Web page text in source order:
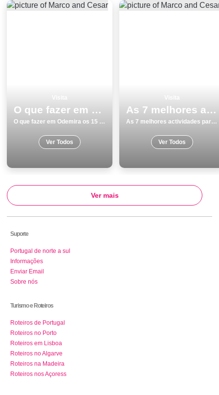
O que fazer em Odemira os 15 melhores lugares para visitar
O que fazer em Odemira os 15 melhores lugares para visitar
Ver Todos
As 7 melhores actividades para fazer e visitar em LourinhÃ£
As 7 melhores actividades para fazer e visitar em LourinhÃ£
Ver Todos
Ver mais
Suporte
Portugal de norte a sul
Informações
Enviar Email
Sobre nós
Turismo e Roteiros
Roteiros de Portugal
Roteiros no Porto
Roteiros em Lisboa
Roteiros no Algarve
Roteiros na Madeira
Roteiros nos Açoress